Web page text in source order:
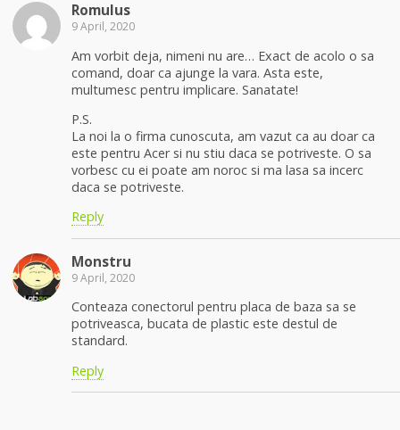
Romulus
9 April, 2020
Am vorbit deja, nimeni nu are… Exact de acolo o sa
comand, doar ca ajunge la vara. Asta este,
multumesc pentru implicare. Sanatate!
P.S.
La noi la o firma cunoscuta, am vazut ca au doar ca
este pentru Acer si nu stiu daca se potriveste. O sa
vorbesc cu ei poate am noroc si ma lasa sa incerc
daca se potriveste.
Reply
Monstru
9 April, 2020
Conteaza conectorul pentru placa de baza sa se
potriveasca, bucata de plastic este destul de
standard.
Reply